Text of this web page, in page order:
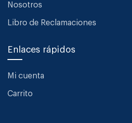
Nosotros
Libro de Reclamaciones
Enlaces rápidos
Mi cuenta
Carrito